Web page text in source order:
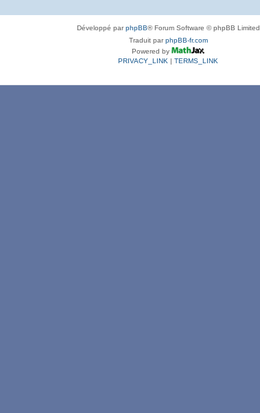
Développé parphpBB® Forum Software © phpBB Limited
Traduit parphpBB-fr.com
Powered by
PRIVACY_LINK | TERMS_LINK